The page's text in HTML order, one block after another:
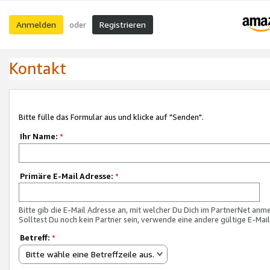
Anmelden oder Registrieren
Kontakt
Bitte fülle das Formular aus und klicke auf "Senden".
Ihr Name: *
Primäre E-Mail Adresse: *
Bitte gib die E-Mail Adresse an, mit welcher Du Dich im PartnerNet
Solltest Du noch kein Partner sein, verwende eine andere gültige E-
Betreff: *
Bitte wähle eine Betreffzeile aus.